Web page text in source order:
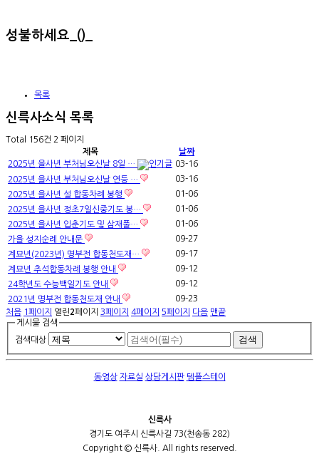
성불하세요_()_​
목록
신륵사소식 목록
Total 156건 2 페이지
제목
날짜
2025년 을사년 부처님오신날 8일 …
03-16
2025년 을사년 부처님오신날 연등 …
03-16
2025년 을사년 설 합동차례 봉행
01-06
2025년 을사년 정초7일신중기도 봉…
01-06
2025년 을사년 입춘기도 및 삼재풀…
01-06
가을 성지순례 안내문
09-27
계묘년(2023년) 명부전 합동천도재…
09-17
계묘년 추석합동차례 봉행 안내
09-12
24학년도 수능백일기도 안내
09-12
2021년 명부전 합동천도재 안내
09-23
처음 1 페이지 열린2페이지 3페이지 4페이지 5페이지 다음 맨끝
게시물 검색
검색대상
동영상 자료실 상담게시판 템플스테이
신륵사
경기도 여주시 신륵사길 73(천송동 282)
Copyright © 신륵사. All rights reserved.